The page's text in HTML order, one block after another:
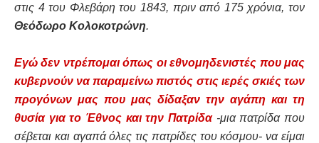
στις 4 του Φλεβάρη του 1843, πριν από 175 χρόνια, τον
Θεόδωρο Κολοκοτρώνη.
Εγώ δεν ντρέπομαι όπως οι εθνομηδενιστές που μας
κυβερνούν να παραμείνω πιστός στις ιερές σκιές των
προγόνων μας που μας δίδαξαν την αγάπη και τη
θυσία για το Έθνος και την Πατρίδα-μια πατρίδα που
σέβεται και αγαπά όλες τις πατρίδες του κόσμου- να είμαι